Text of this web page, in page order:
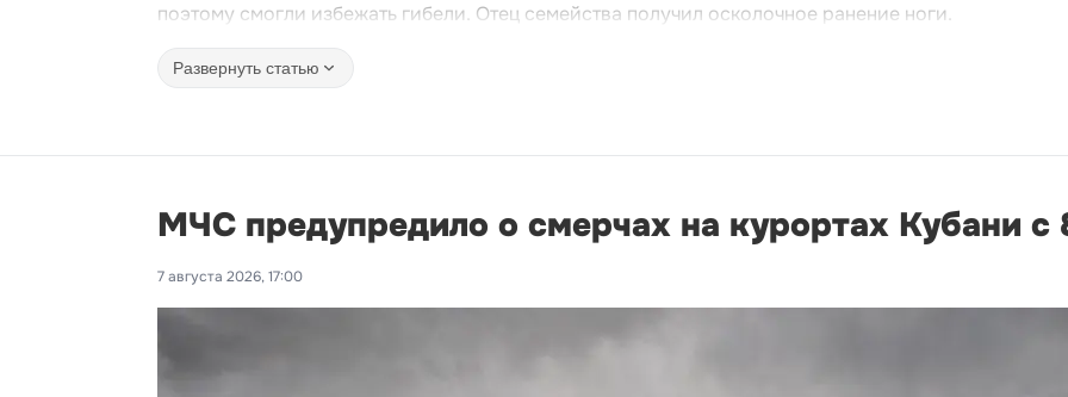
поэтому смогли избежать гибели. Отец семейства получил осколочное ранение ноги.
Развернуть статью
МЧС предупредило о смерчах на курортах Кубани с
7 августа 2026, 17:00